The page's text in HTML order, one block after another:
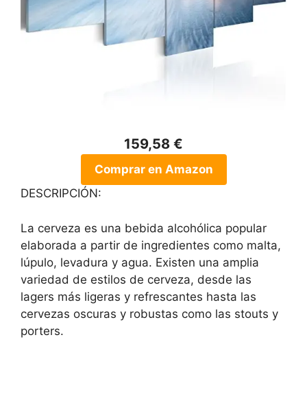
159,58 €
Comprar en Amazon
DESCRIPCIÓN:
La cerveza es una bebida alcohólica popular
elaborada a partir de ingredientes como malta,
lúpulo, levadura y agua. Existen una amplia
variedad de estilos de cerveza, desde las
lagers más ligeras y refrescantes hasta las
cervezas oscuras y robustas como las stouts y
porters.